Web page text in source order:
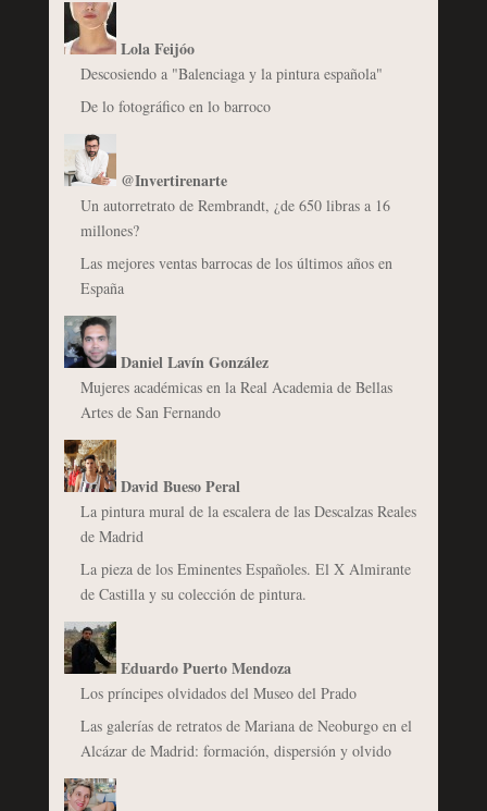
Lola Feijóo
Descosiendo a "Balenciaga y la pintura española"
De lo fotográfico en lo barroco
@Invertirenarte
Un autorretrato de Rembrandt, ¿de 650 libras a 16
millones?
Las mejores ventas barrocas de los últimos años en
España
Daniel Lavín González
Mujeres académicas en la Real Academia de Bellas
Artes de San Fernando
David Bueso Peral
La pintura mural de la escalera de las Descalzas Reales
de Madrid
La pieza de los Eminentes Españoles. El X Almirante
de Castilla y su colección de pintura.
Eduardo Puerto Mendoza
Los príncipes olvidados del Museo del Prado
Las galerías de retratos de Mariana de Neoburgo en el
Alcázar de Madrid: formación, dispersión y olvido